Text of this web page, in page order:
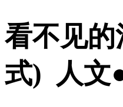
看不见
式) 人文